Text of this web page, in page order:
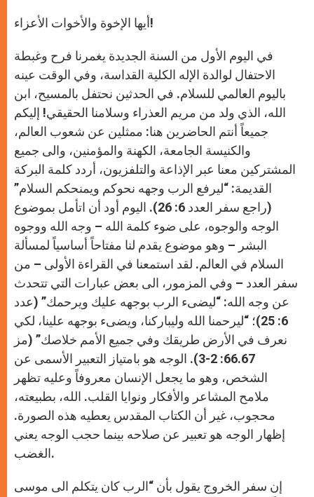
أيها الإخوة والأخوات الأعزاء!
في اليوم الأول من السنة الجديدة يغمرنا فرح وغبطة
الاحتفال لوالدة الإله الكلية القداسة، وفي الوقت عينه
باليوم العالمي للسلام. في الحدثين نحتفل بالمسيح، ابن
الله، الذي ولد من مريم العذراء وسلامنا الحقيقي! إليكم
جميعاً أنتم الحاضرين هنا: ممثلين عن شعوب العالم،
والكنيسة الجامعة، الكهنة والمؤمنين، والى جميع
المشتركين معنا عبر الإذاعة والتلفزيون، أردد كلمة البركة
القديمة: “ليرفع الرب وجهه نحوكم ويمنحكم السلام”
(راجع سفر العدد 6: 26). اليوم أود أن اتأمل بموضوع
الوجه والوجوه، على ضوء كلمة الله – وجه الله ووجوه
البشر – وهو موضوع يقدم لنا مفتاحاً أساسياً لمسألة
السلام في العالم. لقد استمعنا في القراءة الأولى – من
سفر العدد – وفي المزمور، الى بعض عبارات التي تتحدث
عن وجه الله: “ليضىء الرب بوجهه عليك ويرحمك” (عدد
6: 25)؛ “ليرحمنا الله وليباركنا، ويضىء بوجهه علينا، لكي
نعرف في الأرض طريقك وفي جميع الأمم خلاصك” (مز
66.67: 2-3). الوجه هو بامتياز التعبير الأسمى عن
الشخص، وهو ما يجعل الإنسان معروفاً وعليه تظهر
ملامح المشاعر والأفكار ونوايا القلب. الله، بطبيعته،
محجوب، غير أن الكتاب المقدس يعطيه هذه الصورة.
إظهار الوجه هو تعبير عن صلاحه بينما حجب الوجه يعني
الغضب.
إن سفر الخروج يقول بأن “الرب كان يتكلم الى موسى